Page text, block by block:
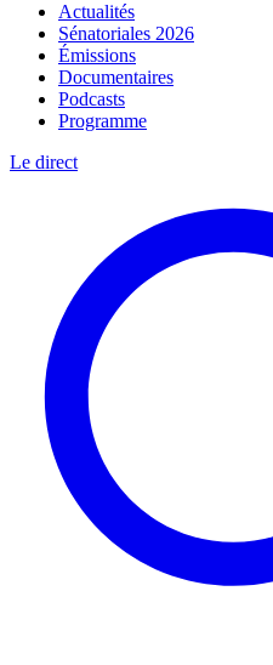
Actualités
Sénatoriales 2026
Émissions
Documentaires
Podcasts
Programme
Le direct